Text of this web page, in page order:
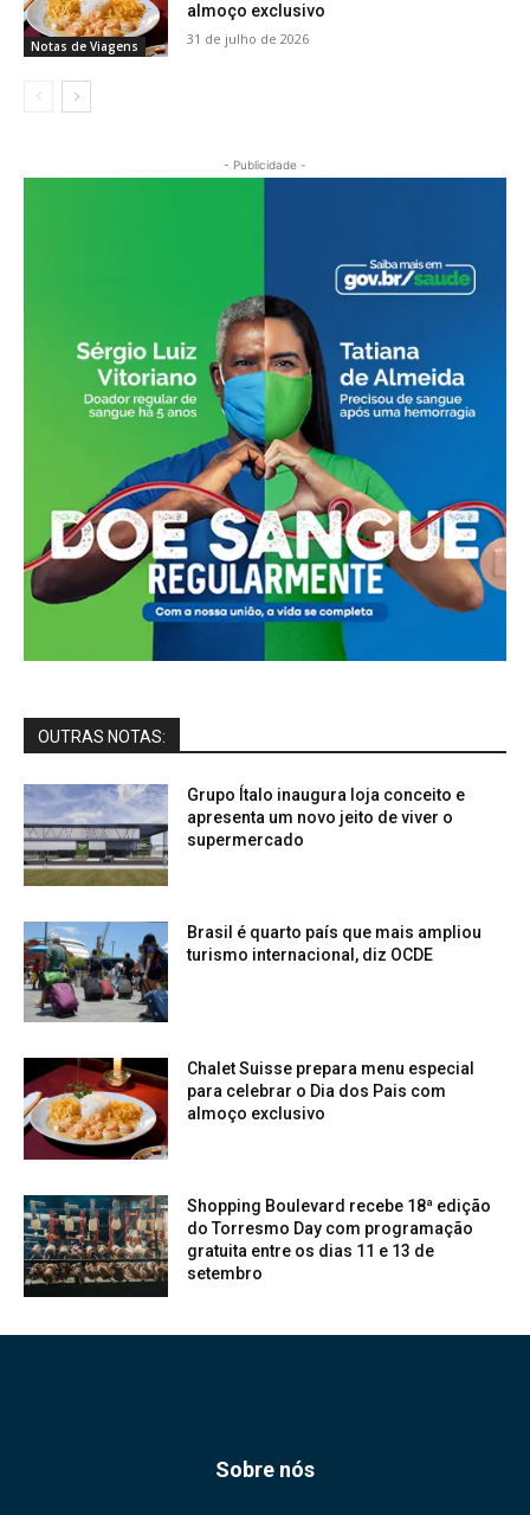
Notas de Viagens
almoço exclusivo
31 de julho de 2026
- Publicidade -
OUTRAS NOTAS:
Grupo Ítalo inaugura loja conceito e
apresenta um novo jeito de viver o
supermercado
Brasil é quarto país que mais ampliou
turismo internacional, diz OCDE
Chalet Suisse prepara menu especial
para celebrar o Dia dos Pais com
almoço exclusivo
Shopping Boulevard recebe 18ª edição
do Torresmo Day com programação
gratuita entre os dias 11 e 13 de
setembro
Sobre nós